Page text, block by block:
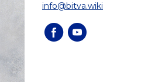
info@bitva.wiki